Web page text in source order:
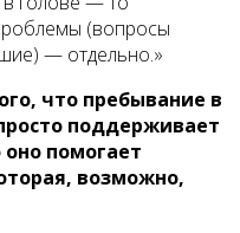
(вопросы
— отдельно.»
что пребывание в
поддерживает
помогает
возможно,